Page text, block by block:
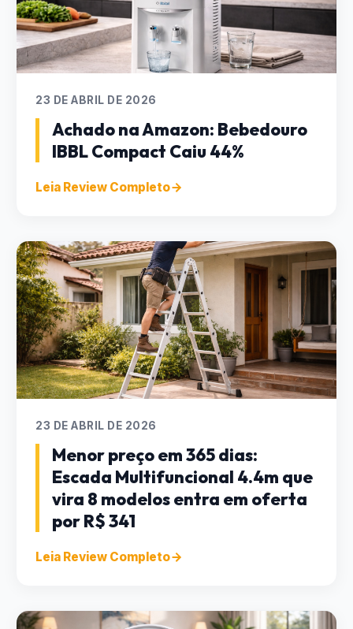
23 DE ABRIL DE 2026
Achado na Amazon: Bebedouro
IBBL Compact Caiu 44%
Leia Review Completo
23 DE ABRIL DE 2026
Menor preço em 365 dias:
Escada Multifuncional 4.4m que
vira 8 modelos entra em oferta
por R$ 341
Leia Review Completo